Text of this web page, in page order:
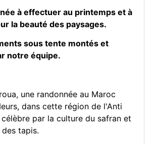
à effectuer au printemps et à
la beauté des paysages.
sous tente montés et
notre équipe.
une randonnée au Maroc
dans cette région de l'Anti
célèbre par la culture du safran et
tapis.